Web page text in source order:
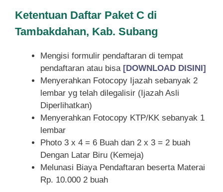
Ketentuan Daftar Paket C di
Tambakdahan, Kab. Subang
Mengisi formulir pendaftaran di tempat
pendaftaran atau bisa [DOWNLOAD DISINI]
Menyerahkan Fotocopy Ijazah sebanyak 2
lembar yg telah dilegalisir (Ijazah Asli
Diperlihatkan)
Menyerahkan Fotocopy KTP/KK sebanyak 1
lembar
Photo 3 x 4 = 6 Buah dan 2 x 3 = 2 buah
Dengan Latar Biru (Kemeja)
Melunasi Biaya Pendaftaran beserta Materai
Rp. 10.000 2 buah